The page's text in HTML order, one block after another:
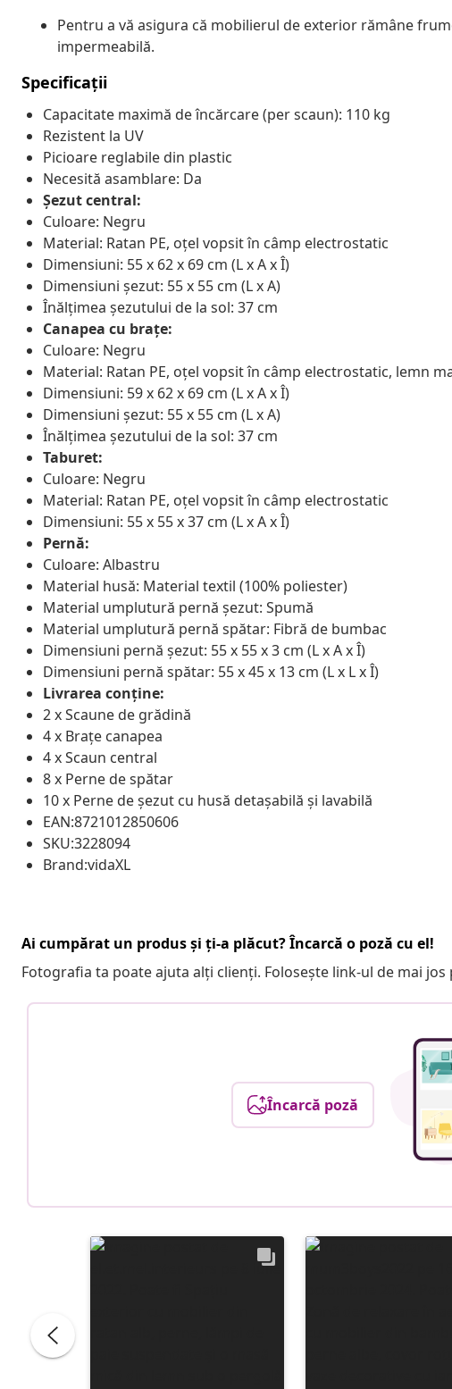
Pentru a vă asigura că mobilierul de exterior rămâne
impermeabilă.
Specificații
Capacitate maximă de încărcare (per scaun): 110 kg
Rezistent la UV
Picioare reglabile din plastic
Necesită asamblare: Da
Șezut central:
Culoare: Negru
Material: Ratan PE, oțel vopsit în câmp electrostatic
Dimensiuni: 55 x 62 x 69 cm (L x A x Î)
Dimensiuni șezut: 55 x 55 cm (L x A)
Înălțimea șezutului de la sol: 37 cm
Canapea cu brațe:
Culoare: Negru
Material: Ratan PE, oțel vopsit în câmp electrostatic, lemn
Dimensiuni: 59 x 62 x 69 cm (L x A x Î)
Dimensiuni șezut: 55 x 55 cm (L x A)
Înălțimea șezutului de la sol: 37 cm
Taburet:
Culoare: Negru
Material: Ratan PE, oțel vopsit în câmp electrostatic
Dimensiuni: 55 x 55 x 37 cm (L x A x Î)
Pernă:
Culoare: Albastru
Material husă: Material textil (100% poliester)
Material umplutură pernă șezut: Spumă
Material umplutură pernă spătar: Fibră de bumbac
Dimensiuni pernă șezut: 55 x 55 x 3 cm (L x A x Î)
Dimensiuni pernă spătar: 55 x 45 x 13 cm (L x L x Î)
Livrarea conține:
2 x Scaune de grădină
4 x Brațe canapea
4 x Scaun central
8 x Perne de spătar
10 x Perne de șezut cu husă detașabilă și lavabilă
EAN:8721012850606
SKU:3228094
Brand:vidaXL
Ai cumpărat un produs și ți-a plăcut? Încarcă o poză cu el!
Fotografia ta poate ajuta alți clienți. Folosește link-ul de mai jos
Încarcă poză